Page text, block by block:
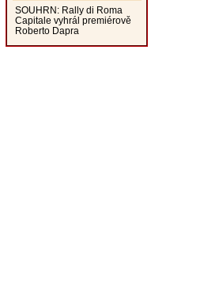
SOUHRN: Rally di Roma
Capitale vyhrál premiérově
Roberto Dapra